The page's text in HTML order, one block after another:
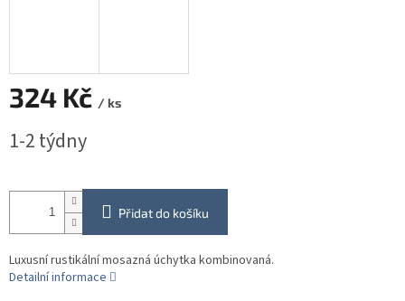
324 Kč / ks
cena:
1-2 týdny
Přidat do košíku
Luxusní rustikální mosazná úchytka kombinovaná.
Detailní informace